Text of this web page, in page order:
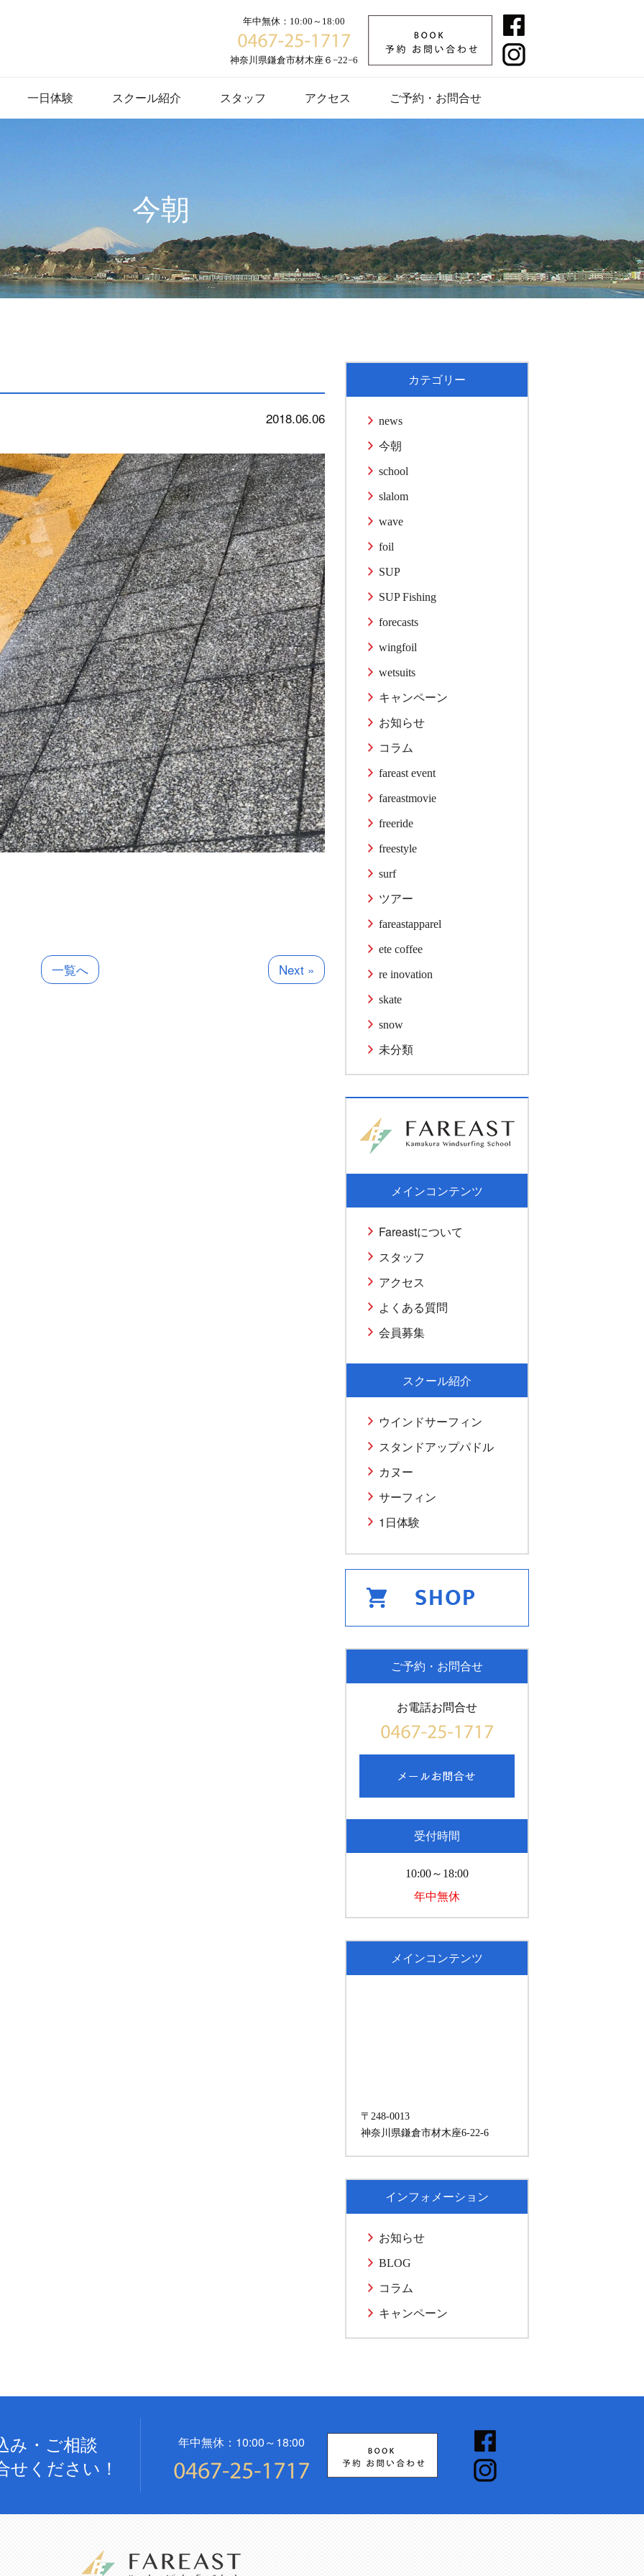
年中無休：10:00～18:00
神奈川県鎌倉市材木座６−22−6
一日体験 スクール紹介 スタッフ アクセス ご予約・お問合せ
今朝
2018.06.06
一覧へ Next »
カテゴリー
news
今朝
school
slalom
wave
foil
SUP
SUP Fishing
forecasts
wingfoil
wetsuits
キャンペーン
お知らせ
コラム
fareast event
fareastmovie
freeride
freestyle
surf
ツアー
fareastapparel
ete coffee
re inovation
skate
snow
未分類
メインコンテンツ
Fareastについて
スタッフ
アクセス
よくある質問
会員募集
スクール紹介
ウインドサーフィン
スタンドアップパドル
カヌー
サーフィン
1日体験
ご予約・お問合せ
お電話お問合せ
受付時間
10:00～18:00
年中無休
メインコンテンツ
〒248-0013
神奈川県鎌倉市材木座6-22-6
インフォメーション
お知らせ
BLOG
コラム
キャンペーン
み・ご相談
せください！
年中無休：10:00～18:00